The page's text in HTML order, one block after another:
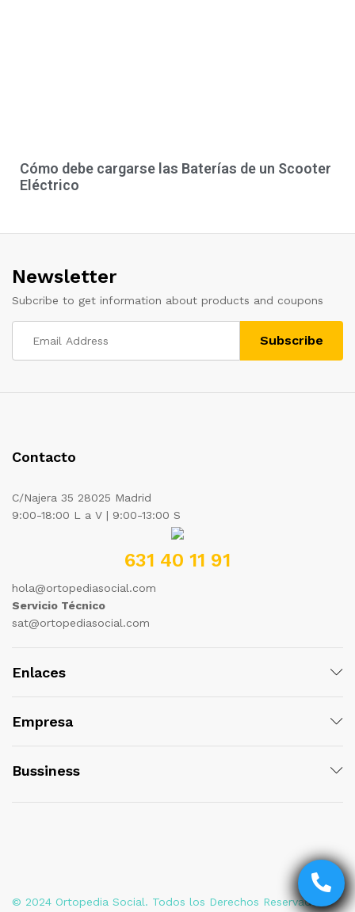
Cómo debe cargarse las Baterías de un Scooter
Eléctrico
Newsletter
Subcribe to get information about products and coupons
Contacto
C/Najera 35 28025 Madrid
9:00-18:00 L a V | 9:00-13:00 S
631 40 11 91
hola@ortopediasocial.com
Servicio Técnico
sat@ortopediasocial.com
Enlaces
Empresa
Bussiness
© 2024 Ortopedia Social. Todos los Derechos Reservados